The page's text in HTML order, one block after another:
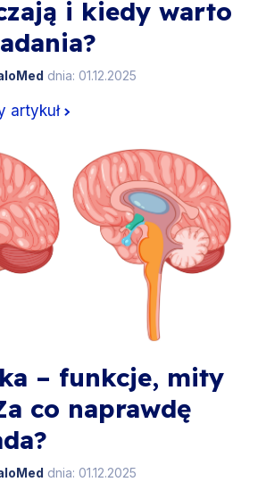
i kiedy warto
dnia: 01.12.2025
artykuł
– funkcje, mity
co naprawdę
dnia: 01.12.2025